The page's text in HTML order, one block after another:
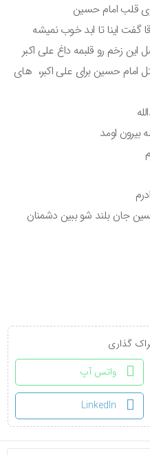
قلب امام حسین
گفت اینا تا ابد خوب نمیشه
زخم رو قلبمه داغ علی اکبر
امام حسین برای علی اکبر، های
اومد
جان بلند شو ببین دشمنان
گذاری
واتس آپ
LinkedIn